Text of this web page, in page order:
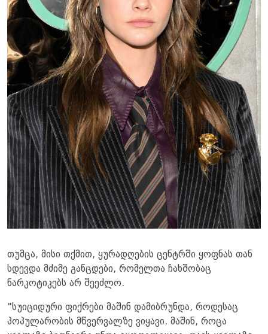
თუმცა, მისი თქმით, ყურადღების ცენტრში ყოფნას თან
სდევდა მძიმე განცდები, რომელთა ჩახშობაც
ნარკოტიკებს არ შეეძლო.
"სუიციდური ფიქრები მაშინ დამიბრუნდა, როდესაც
პოპულარობის მწვერვალზე ვიყავი. მაშინ, როცა